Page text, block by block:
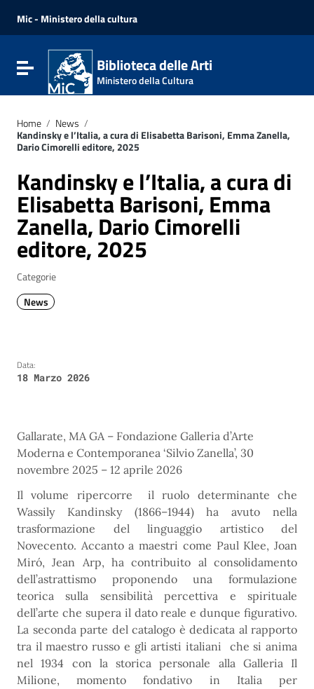
Vai al menu di navigazione
Vai al footer
Mic - Ministero della cultura
Attiva / disattiva la navigazione
Biblioteca delle Arti
Ministero della Cultura
Home / News /
Kandinsky e l’Italia, a cura di Elisabetta Barisoni, Emma Zanella,
Dario Cimorelli editore, 2025
Kandinsky e l’Italia, a cura di
Elisabetta Barisoni, Emma
Zanella, Dario Cimorelli
editore, 2025
Categorie
News
Data:
18 Marzo 2026
Gallarate, MA GA – Fondazione Galleria d’Arte
Moderna e Contemporanea ‘Silvio Zanella’, 30
novembre 2025 – 12 aprile 2026
Il volume ripercorre il ruolo determinante che
Wassily Kandinsky (1866–1944) ha avuto nella
trasformazione del linguaggio artistico del
Novecento. Accanto a maestri come Paul Klee, Joan
Miró, Jean Arp, ha contribuito al consolidamento
dell’astrattismo proponendo una formulazione
teorica sulla sensibilità percettiva e spirituale
dell’arte che supera il dato reale e dunque figurativo.
La seconda parte del catalogo è dedicata al rapporto
tra il maestro russo e gli artisti italiani che si anima
nel 1934 con la storica personale alla Galleria Il
Milione, momento fondativo in Italia per